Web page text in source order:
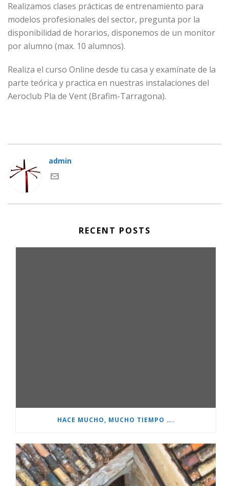
Realizamos clases prácticas de entrenamiento para
modelos profesionales del sector, pregunta por la
disponibilidad de horarios, disponemos de un monitor
por alumno (max. 10 alumnos).
Realiza el curso Online desde tu casa y examínate de la
parte teórica y practica en nuestras instalaciones del
Aeroclub Pla de Vent (Brafim-Tarragona).
admin
RECENT POSTS
HACE MUCHO, MUCHO TIEMPO ….